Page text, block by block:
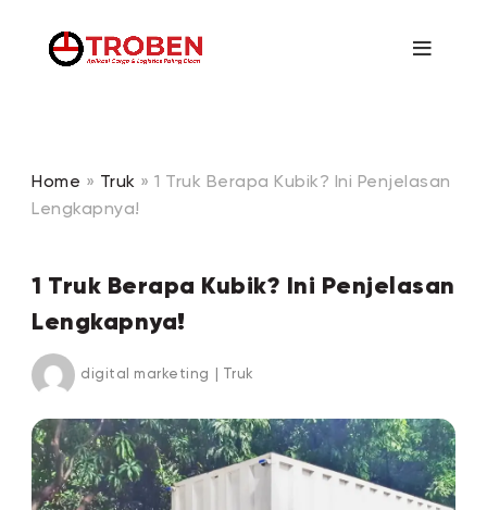
Home » Truk »1 Truk Berapa Kubik? Ini Penjelasan
Lengkapnya!
1 Truk Berapa Kubik? Ini Penjelasan
Lengkapnya!
digital marketing Truk